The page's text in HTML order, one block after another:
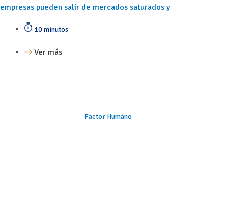
empresas pueden salir de mercados saturados y
10 minutos
Ver más
Factor Humano